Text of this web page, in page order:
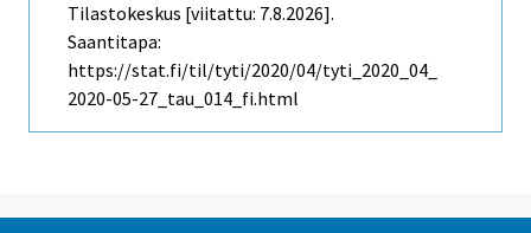
Tilastokeskus [viitattu: 7.8.2026].
Saantitapa:
https://stat.fi/til/tyti/2020/04/tyti_2020_04_
2020-05-27_tau_014_fi.html